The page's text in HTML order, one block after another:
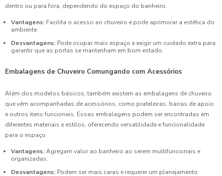
dentro ou para fora, dependendo do espaço do banheiro.
Vantagens: Facilita o acesso ao chuveiro e pode aprimorar a estética do
ambiente.
Desvantagens: Pode ocupar mais espaço e exigir um cuidado extra para
garantir que as portas se mantenham em bom estado.
Embalagens de Chuveiro Comungando com Acessórios
Além dos modelos básicos, também existem as embalagens de chuveiro
que vêm acompanhadas de acessórios, como prateleiras, barras de apoio
e outros itens funcionais. Essas embalagens podem ser encontradas em
diferentes materiais e estilos, oferecendo versatilidade e funcionalidade
para o espaço.
Vantagens:Agregam valor ao banheiro ao serem multifuncionais e
organizadas.
Desvantagens: Podem ser mais caras e requerer um planejamento